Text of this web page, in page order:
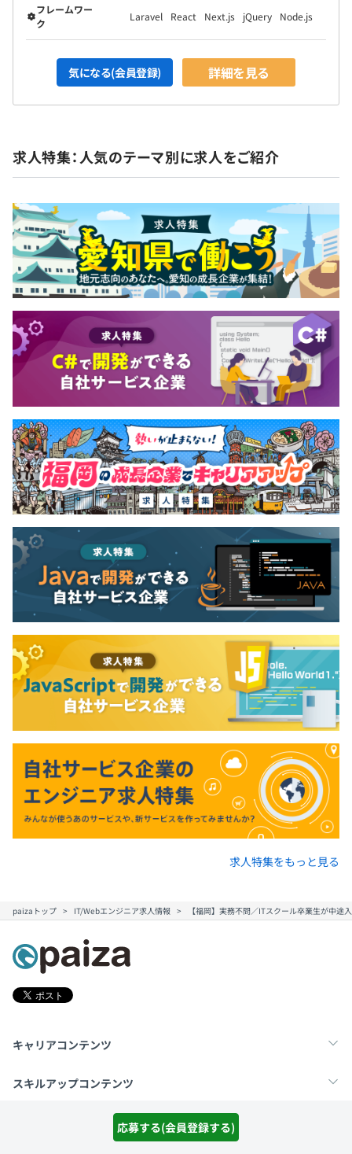
応募する(会員登録する)
フレームワー
ク
Laravel React Next.js jQuery Node.js
気になる(会員登録) 詳細を見る
求人特集：人気のテーマ別に求人をご紹介
求人特集をもっと見る
paizaトップ IT/Webエンジニア求人情報 【福岡】実務不問／ITスクール卒業生が中
キャリアコンテンツ
転職・キャリア
スキルアップコンテンツ
スキルチェック マンガ・ゲーム